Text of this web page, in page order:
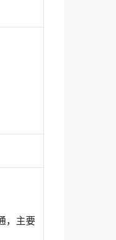
根据不
，主要